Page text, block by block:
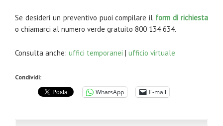
Se desideri un preventivo puoi compilare il form di richiesta
o chiamarci al numero verde gratuito 800 134 634.
Consulta anche: uffici temporanei | ufficio virtuale
Condividi:
WhatsApp E-mail